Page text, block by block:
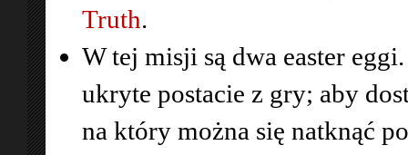
Truth.
W tej misji są dwa easter
ukryte postacie z gry; aby
na który można się natknąć